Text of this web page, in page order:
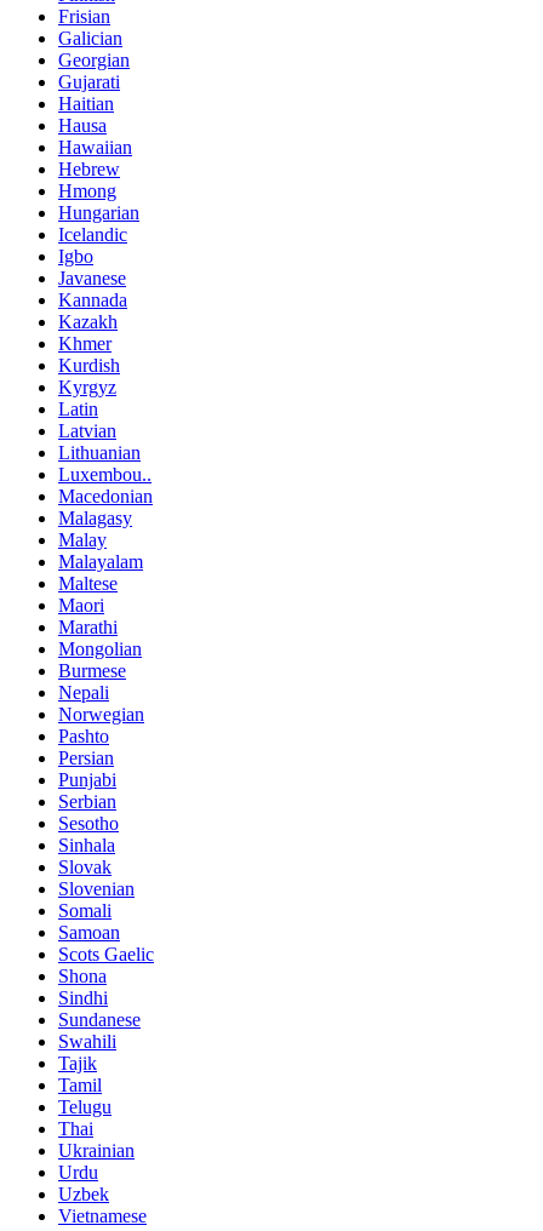
Frisian
Galician
Georgian
Gujarati
Haitian
Hausa
Hawaiian
Hebrew
Hmong
Hungarian
Icelandic
Igbo
Javanese
Kannada
Kazakh
Khmer
Kurdish
Kyrgyz
Latin
Latvian
Lithuanian
Luxembou..
Macedonian
Malagasy
Malay
Malayalam
Maltese
Maori
Marathi
Mongolian
Burmese
Nepali
Norwegian
Pashto
Persian
Punjabi
Serbian
Sesotho
Sinhala
Slovak
Slovenian
Somali
Samoan
Scots Gaelic
Shona
Sindhi
Sundanese
Swahili
Tajik
Tamil
Telugu
Thai
Ukrainian
Urdu
Uzbek
Vietnamese